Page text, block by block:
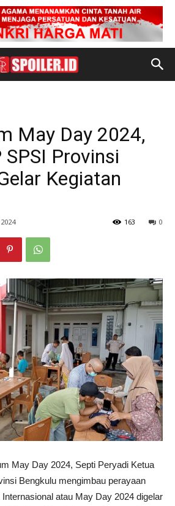
May Day 2024,
SPSI Provinsi
Kegiatan
0
163
May Day 2024, Septi Peryadi Ketua
Bengkulu mengimbau perayaan
atau May Day 2024 digelar